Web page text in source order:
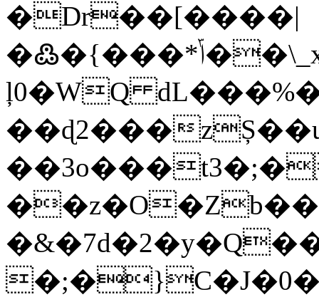
�Dr��[����|
�߷�{���*ݴ��\_x���W�q�?
ļ0�WQ
��ɖ2���